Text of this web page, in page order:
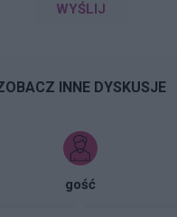
WYŚLIJ
INNE DYSKUSJE
gość